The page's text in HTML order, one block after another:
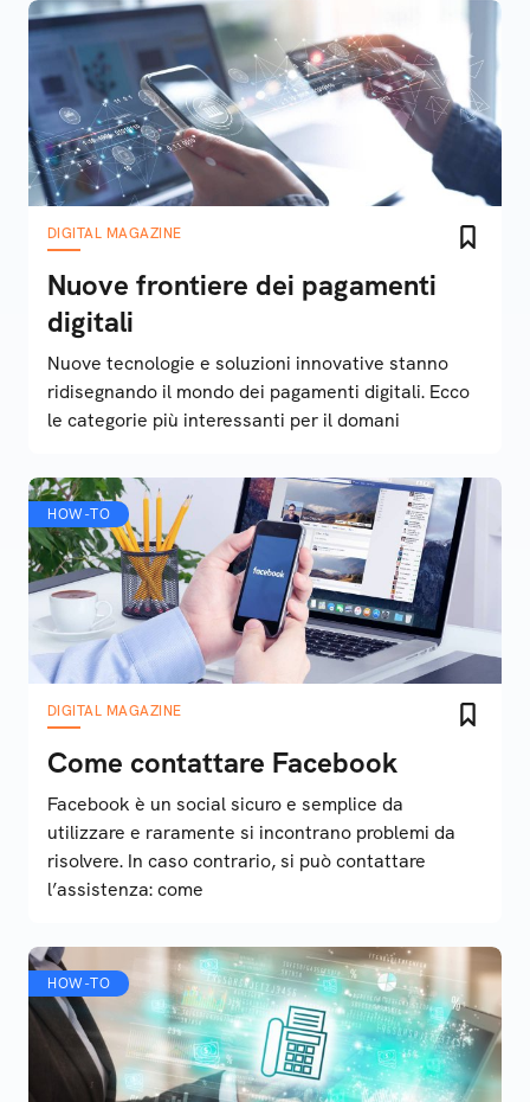
DIGITAL MAGAZINE
Nuove frontiere dei pagamenti
digitali
Nuove tecnologie e soluzioni innovative stanno
ridisegnando il mondo dei pagamenti digitali. Ecco
le categorie più interessanti per il domani
HOW-TO
DIGITAL MAGAZINE
Come contattare Facebook
Facebook è un social sicuro e semplice da
utilizzare e raramente si incontrano problemi da
risolvere. In caso contrario, si può contattare
l’assistenza: come
HOW-TO